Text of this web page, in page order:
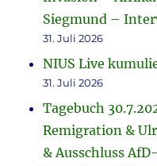
Siegmund –
31. Juli 2026
NIUS Live
31. Juli 2026
Tagebuch
Remigration &
& Ausschluss